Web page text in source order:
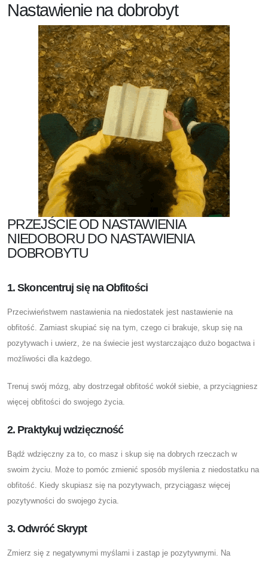
Nastawienie na dobrobyt
PRZEJŚCIE OD NASTAWIENIA
NIEDOBORU DO NASTAWIENIA
DOBROBYTU
1. Skoncentruj się na Obfitości
Przeciwieństwem nastawienia na niedostatek jest nastawienie na
obfitość. Zamiast skupiać się na tym, czego ci brakuje, skup się na
pozytywach i uwierz, że na świecie jest wystarczająco dużo bogactwa i
możliwości dla każdego.
Trenuj swój mózg, aby dostrzegał obfitość wokół siebie, a przyciągniesz
więcej obfitości do swojego życia.
2. Praktykuj wdzięczność
Bądź wdzięczny za to, co masz i skup się na dobrych rzeczach w
swoim życiu. Może to pomóc zmienić sposób myślenia z niedostatku na
obfitość. Kiedy skupiasz się na pozytywach, przyciągasz więcej
pozytywności do swojego życia.
3. Odwróć Skrypt
Zmierz się z negatywnymi myślami i zastąp je pozytywnymi. Na